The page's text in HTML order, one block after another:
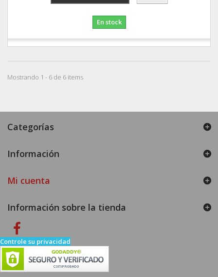
En stock
Mostrando 1 - 6 de 6 items
Categorías
Información
Mi cuenta
Información sobre la tienda
Controle su privacidad